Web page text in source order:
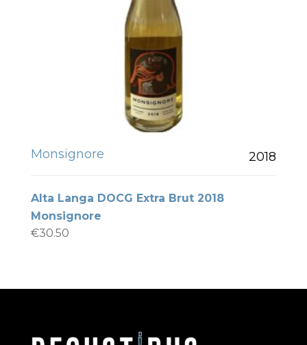
Monsignore 2018
Alta Langa DOCG Extra Brut 2018
Monsignore
€30.50